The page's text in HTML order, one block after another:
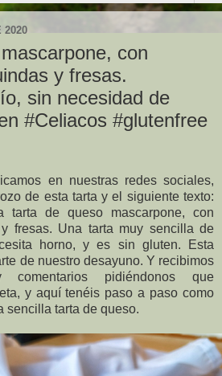
2020
con
y fresas.
sin necesidad de
#Celiacos #glutenfree
en nuestras redes sociales,
de esta tarta y el siguiente texto:
tarta de queso mascarpone, con
fresas. Una tarta muy sencilla de
horno, y es sin gluten. Esta
de nuestro desayuno. Y recibimos
comentarios pidiéndonos que
y aquí tenéis paso a paso como
sencilla tarta de queso.